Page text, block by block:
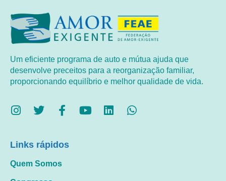
Um eficiente programa de auto e mútua ajuda que
desenvolve preceitos para a reorganização familiar,
proporcionando equilíbrio e melhor qualidade de vida.
Links rápidos
Quem Somos